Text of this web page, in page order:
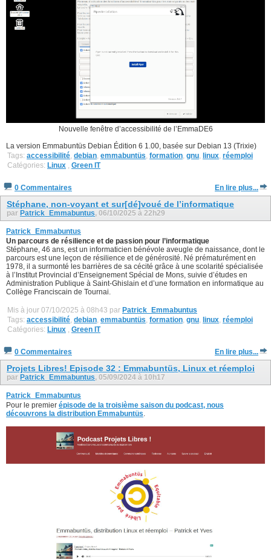
Nouvelle fenêtre d’accessibilité de l’EmmaDE6
La version Emmabuntüs Debian Édition 6 1.00, basée sur Debian 13 (Trixie)
Tags: accessibilité, debian, emmabuntüs, formation, gnu, linux, réemploi
Catégories: Linux , Green IT
0 Commentaires En lire plus...
Stéphane, non-voyant et sur[dé]voué de l’informatique
par Patrick_Emmabuntus, 06/10/2025 à 22h29
Patrick_Emmabuntus
Un parcours de résilience et de passion pour l’informatique
Stéphane, 46 ans, est un informaticien bénévole aveugle de naissance, dont le
parcours est une leçon de résilience et de générosité. Né prématurément en
1978, il a surmonté les barrières de sa cécité grâce à une scolarité spécialisée
à l’Institut Provincial d’Enseignement Spécial de Mons, suivie d’études en
Administration Publique à Saint-Ghislain et d’une formation en informatique au
Collège Franciscain de Tournai.
Mis à jour 07/10/2025 à 08h43 par Patrick_Emmabuntus
Tags: accessibilité, debian, emmabuntüs, formation, gnu, linux, réemploi
Catégories: Linux , Green IT
0 Commentaires En lire plus...
Projets Libres! Episode 32 : Emmabuntüs, Linux et réemploi
par Patrick_Emmabuntus, 05/09/2024 à 10h17
Patrick_Emmabuntus
Pour le premier épisode de la troisième saison du podcast, nous
découvrons la distribution Emmabuntüs.